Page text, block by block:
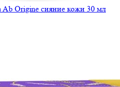
Origine сияние кожи 30 мл